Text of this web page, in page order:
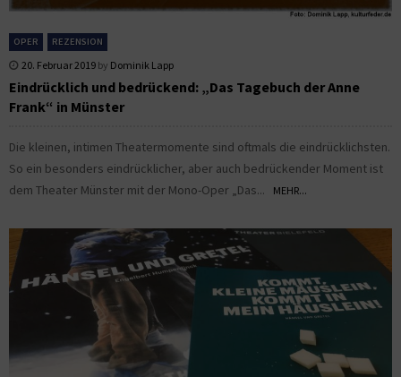
OPER REZENSION
20. Februar 2019 by Dominik Lapp
Eindrücklich und bedrückend: „Das Tagebuch der Anne
Frank“ in Münster
Die kleinen, intimen Theatermomente sind oftmals die eindrücklichsten.
So ein besonders eindrücklicher, aber auch bedrückender Moment ist
dem Theater Münster mit der Mono-Oper „Das...
MEHR...